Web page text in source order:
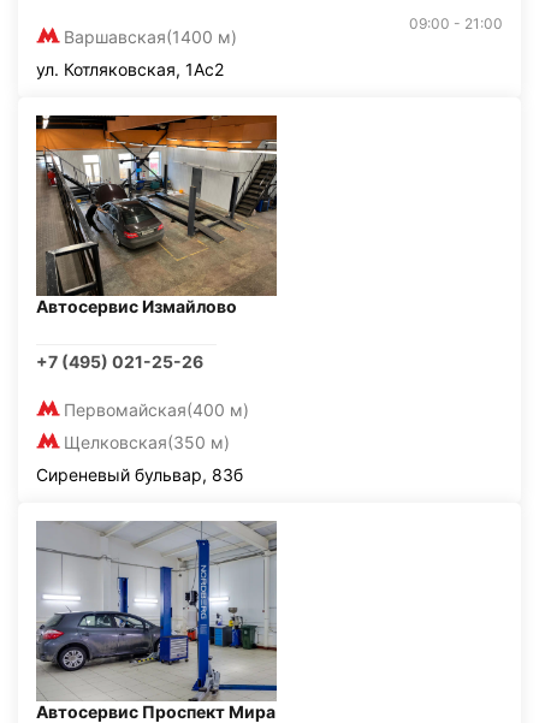
Варшавская(1400 м)
09:00 - 21:00
ул. Котляковская, 1Ас2
Автосервис Измайлово
+7 (495) 021-25-26
Первомайская(400 м)
Щелковская(350 м)
Сиреневый бульвар, 83б
Автосервис Проспект Мира